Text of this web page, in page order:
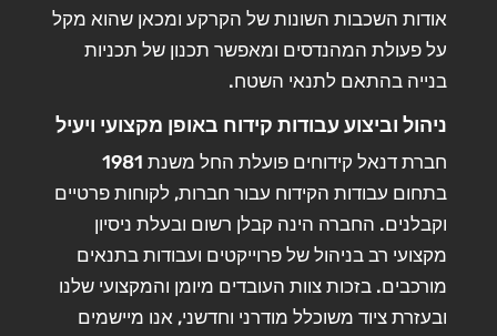
אודות השכבות השונות של הקרקע ומכאן שהוא מקל
על פעולת המהנדסים ומאפשר תכנון של תכניות
בנייה בהתאם לתנאי השטח.
ניהול וביצוע עבודות קידוח באופן מקצועי ויעיל
חברת דנאל קידוחים פועלת החל משנת 1981
בתחום עבודות הקידוח עבור חברות, לקוחות פרטיים
וקבלנים. החברה הינה קבלן רשום ובעלת ניסיון
מקצועי רב בניהול של פרוייקטים ועבודות בתנאים
מורכבים. בזכות צוות העובדים מיומן והמקצועי שלנו
ובעזרת ציוד משוכלל מודרני וחדשני, אנו מיישמים